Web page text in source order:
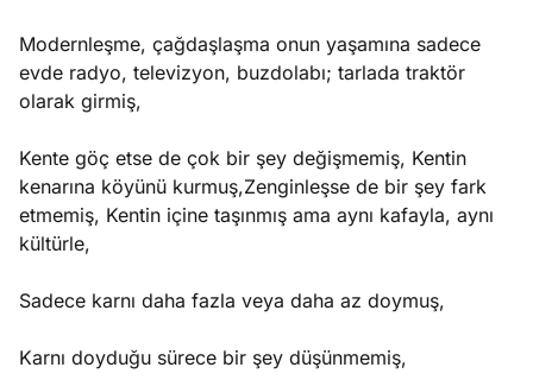
Modernleşme, çağdaşlaşma onun yaşamına sadece
evde radyo, televizyon, buzdolabı; tarlada traktör
olarak girmiş,
Kente göç etse de çok bir şey değişmemiş, Kentin
kenarına köyünü kurmuş,Zenginleşse de bir şey fark
etmemiş, Kentin içine taşınmış ama aynı kafayla, aynı
kültürle,
Sadece karnı daha fazla veya daha az doymuş,
Karnı doyduğu sürece bir şey düşünmemiş,